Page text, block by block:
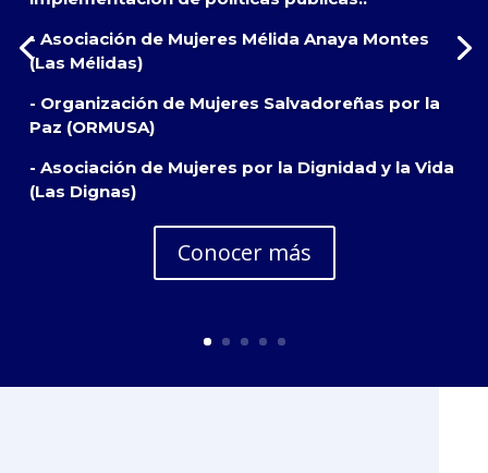
- Asociación de Mujeres Mélida Anaya Montes
(Las Mélidas)
- Organización de Mujeres Salvadoreñas por la
Paz (ORMUSA)
- Asociación de Mujeres por la Dignidad y la Vida
(Las Dignas)
Conocer más